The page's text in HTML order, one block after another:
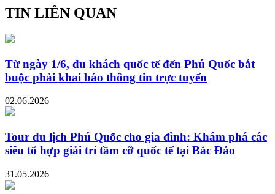
TIN LIÊN QUAN
Từ ngày 1/6, du khách quốc tế đến Phú Quốc bắt
buộc phải khai báo thông tin trực tuyến
02.06.2026
Tour du lịch Phú Quốc cho gia đình: Khám phá các
siêu tổ hợp giải trí tầm cỡ quốc tế tại Bắc Đảo
31.05.2026